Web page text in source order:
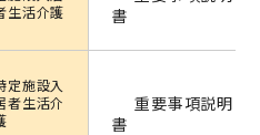
生活介護
書
定施設入
者生活介
重要事項説明
書